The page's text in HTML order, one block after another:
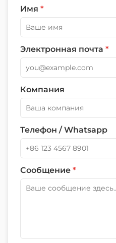
Имя *
Электронная почта *
Компания
Телефон / Whatsapp
Сообщение *